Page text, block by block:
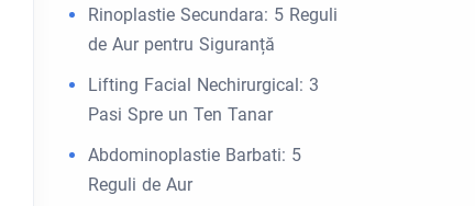
Rinoplastie Secundara: 5 Reguli
de Aur pentru Siguranță
Lifting Facial Nechirurgical: 3
Pasi Spre un Ten Tanar
Abdominoplastie Barbati: 5
Reguli de Aur